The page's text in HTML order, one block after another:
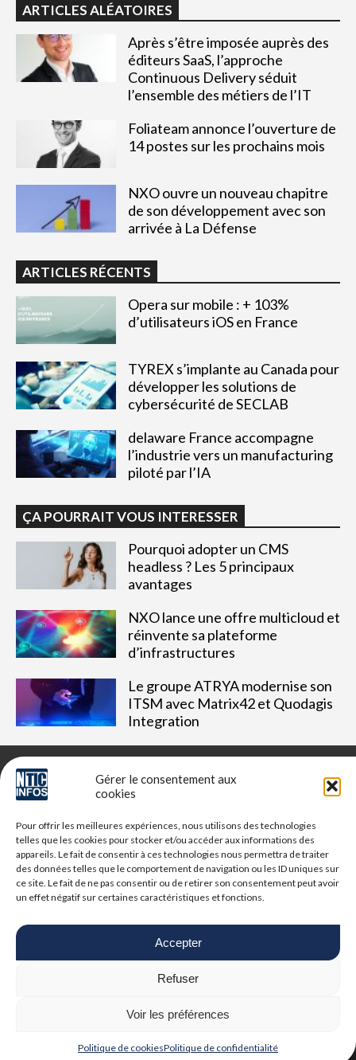
Gérer le consentement aux
cookies
Pour offrir les meilleures expériences, nous utilisons des technologies
telles que les cookies pour stocker et/ou accéder aux informations des
appareils. Le fait de consentir à ces technologies nous permettra de traiter
des données telles que le comportement de navigation ou les ID uniques sur
ce site. Le fait de ne pas consentir ou de retirer son consentement peut avoir
un effet négatif sur certaines caractéristiques et fonctions.
Accepter
Refuser
Voir les préférences
Politique de cookiesPolitique de confidentialité
ARTICLES ALÉATOIRES
Après s’être imposée auprès des
éditeurs SaaS, l’approche
Continuous Delivery séduit
l’ensemble des métiers de l’IT
Foliateam annonce l’ouverture de
14 postes sur les prochains mois
NXO ouvre un nouveau chapitre
de son développement avec son
arrivée à La Défense
ARTICLES RÉCENTS
Opera sur mobile : + 103%
d’utilisateurs iOS en France
TYREX s’implante au Canada pour
développer les solutions de
cybersécurité de SECLAB
delaware France accompagne
l’industrie vers un manufacturing
piloté par l’IA
ÇA POURRAIT VOUS INTERESSER
Pourquoi adopter un CMS
headless ? Les 5 principaux
avantages
NXO lance une offre multicloud et
réinvente sa plateforme
d’infrastructures
Le groupe ATRYA modernise son
ITSM avec Matrix42 et Quodagis
Integration
retrouvez des tribunes, des solutions, l'actualité, des retours
d'utilisateurs, des évènements, des livres blancs et les
nominations du secteur. Retrouvez toutes les informations NTIC
Vous cherchez quelque chose ?
| Google reCAPTCHA :Confidentialité